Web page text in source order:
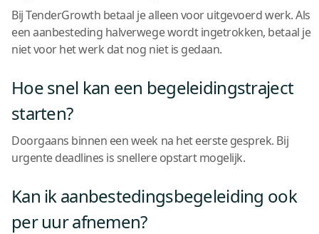
Bij TenderGrowth betaal je alleen voor uitgevoerd werk. Als
een aanbesteding halverwege wordt ingetrokken, betaal je
niet voor het werk dat nog niet is gedaan.
Hoe snel kan een begeleidingstraject
starten?
Doorgaans binnen een week na het eerste gesprek. Bij
urgente deadlines is snellere opstart mogelijk.
Kan ik aanbestedingsbegeleiding ook
per uur afnemen?